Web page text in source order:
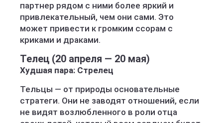
партнер рядом с ними более яркий и
привлекательный, чем они сами. Это
может привести к громким ссорам с
криками и драками.
Телец (20 апреля — 20 мая)
Худшая пара: Стрелец
Тельцы — от природы основательные
стратеги. Они не заводят отношений, если
не видят возлюбленного в роли отца